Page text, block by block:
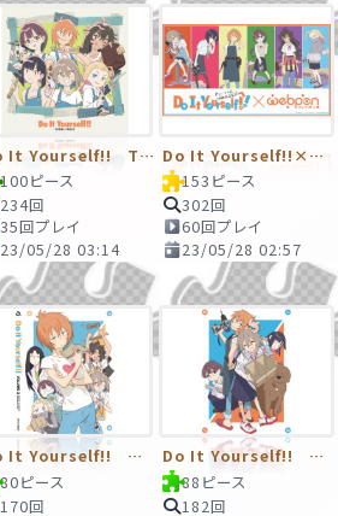
Do It Yourself!! THEME SONGS
100ピース
234回
35回プレイ
23/05/28 03:14
Do It Yourself!!×webpon
153ピース
302回
60回プレイ
23/05/28 02:57
Do It Yourself!! 円盤3巻
80ピース
170回
Do It Yourself!! 円盤1巻
88ピース
182回